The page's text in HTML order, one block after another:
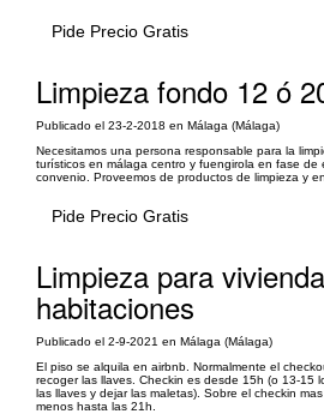
Pide Precio Gratis
Limpieza fondo 12 ó
Publicado el 23-2-2018 en Málaga (Málaga)
Necesitamos una persona responsable para la
turísticos en málaga centro y fuengirola en fase de
convenio. Proveemos de productos de limpieza y
Pide Precio Gratis
Limpieza para
habitaciones
Publicado el 2-9-2021 en Málaga (Málaga)
El piso se alquila en airbnb. Normalmente el
recoger las llaves. Checkin es desde 15h (o 13-15
las llaves y dejar las maletas). Sobre el checkin
menos hasta las 21h.